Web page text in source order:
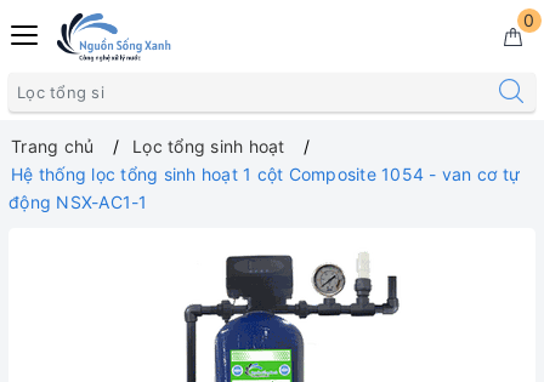
0
Trang chủ
Lọc tổng sinh hoạt
Hệ thống lọc tổng sinh hoạt 1 cột Composite 1054 - van cơ tự
động NSX-AC1-1